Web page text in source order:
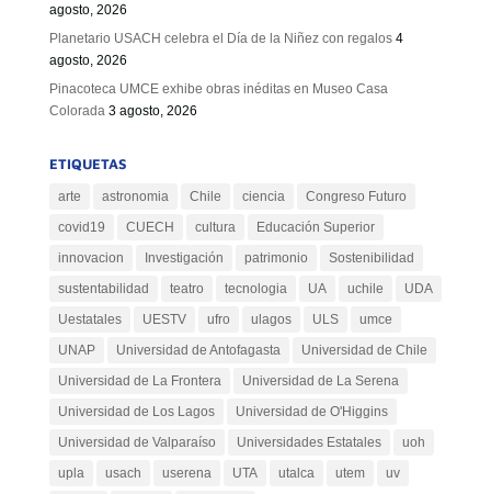
agosto, 2026
Planetario USACH celebra el Día de la Niñez con regalos 4
agosto, 2026
Pinacoteca UMCE exhibe obras inéditas en Museo Casa
Colorada 3 agosto, 2026
ETIQUETAS
arte astronomia Chile ciencia
Congreso Futuro
covid19
CUECH cultura
Educación Superior
innovacion
Investigación patrimonio
Sostenibilidad
sustentabilidad
teatro tecnologia UA uchile
UDA
Uestatales
UESTV ufro ulagos ULS
umce
UNAP
Universidad de Antofagasta
Universidad de Chile
Universidad de La Frontera
Universidad de La Serena
Universidad de Los Lagos
Universidad de O'Higgins
Universidad de Valparaíso
Universidades Estatales
uoh
upla
usach userena UTA utalca utem
uv